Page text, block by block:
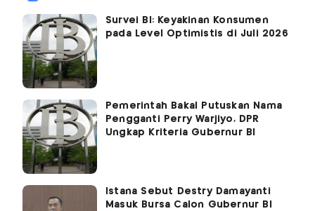
Survei BI: Keyakinan Konsumen
pada Level Optimistis di Juli 2026
Pemerintah Bakal Putuskan Nama
Pengganti Perry Warjiyo, DPR
Ungkap Kriteria Gubernur BI
Istana Sebut Destry Damayanti
Masuk Bursa Calon Gubernur BI